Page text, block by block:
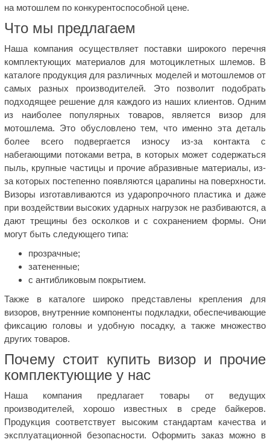
на мотошлем по конкурентоспособной цене.
Что мы предлагаем
Наша компания осуществляет поставки широкого перечня
комплектующих материалов для мотоциклетных шлемов. В
каталоге продукция для различных моделей и мотошлемов от
самых разных производителей. Это позволит подобрать
подходящее решение для каждого из наших клиентов. Одним
из наиболее популярных товаров, является визор для
мотошлема. Это обусловлено тем, что именно эта деталь
более всего подвергается износу из-за контакта с
набегающими потоками ветра, в которых может содержаться
пыль, крупные частицы и прочие абразивные материалы, из-
за которых постепенно появляются царапины на поверхности.
Визоры изготавливаются из ударопрочного пластика и даже
при воздействии высоких ударных нагрузок не разбиваются, а
дают трещины без осколков и с сохранением формы. Они
могут быть следующего типа:
прозрачные;
затененные;
с антибликовым покрытием.
Также в каталоге широко представлены крепления для
визоров, внутренние компоненты подкладки, обеспечивающие
фиксацию головы и удобную посадку, а также множество
других товаров.
Почему стоит купить визор и прочие
комплектующие у нас
Наша компания предлагает товары от ведущих
производителей, хорошо известных в среде байкеров.
Продукция соответствует высоким стандартам качества и
эксплуатационной безопасности. Оформить заказ можно в